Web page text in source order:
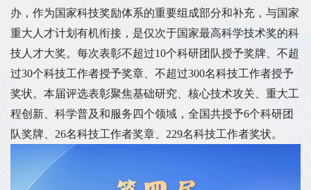
办，作为国家科技奖励体系的重要组成部分和补充，与国家
重大人才计划有机衔接，是仅次于国家最高科学技术奖的科
技人才大奖。每次表彰不超过10个科研团队授予奖牌、不超
过30个科技工作者授予奖章、不超过300名科技工作者授予
奖状。本届评选表彰聚焦基础研究、核心技术攻关、重大工
程创新、科学普及和服务四个领域，全国共授予6个科研团
队奖牌、26名科技工作者奖章、229名科技工作者奖状。